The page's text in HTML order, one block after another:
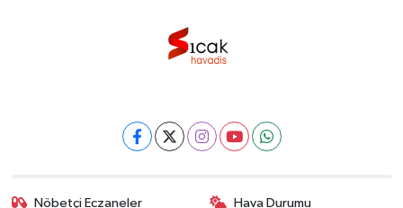
Nöbetçi Eczaneler Hava Durumu